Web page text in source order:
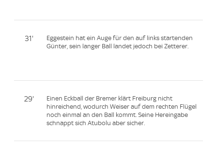
31'
Eggestein hat ein Auge für den auf links startenden
Günter, sein langer Ball landet jedoch bei Zetterer.
29'
Einen Eckball der Bremer klärt Freiburg nicht
hinreichend, wodurch Weiser auf dem rechten Flügel
noch einmal an den Ball kommt. Seine Hereingabe
schnappt sich Atubolu aber sicher.